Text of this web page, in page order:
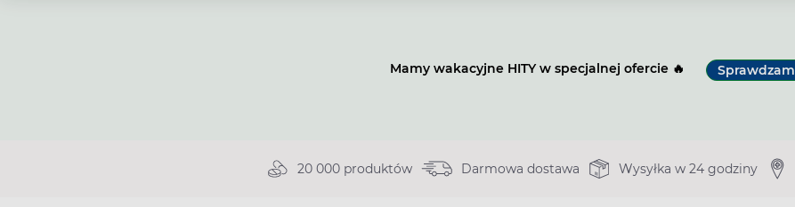
Mamy wakacyjne HITY w specjalnej ofercie 🔥 Sprawdzam
20 000 produktów Darmowa dostawa Wysyłka w 24 godziny